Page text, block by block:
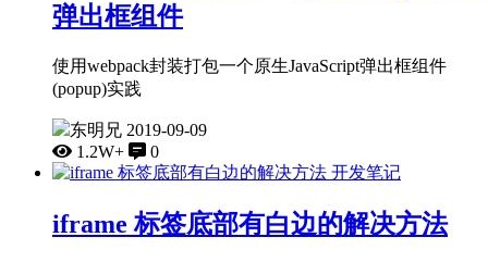
弹出框组件
使用webpack封装打包一个原生JavaScript弹出框组件
(popup)实践
东明兄 2019-09-09
1.2W+
0
开发笔记
iframe 标签底部有白边的解决方法